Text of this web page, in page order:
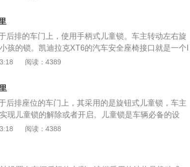
，动力表现出色，极具视觉冲击力。汽车的儿童锁在
的儿童乘客，防止出现意外。
后排的车门上，使用手柄式儿童锁。车主转动左右旋
孩的锁。凯迪拉克XT6的汽车安全座椅接口就是一个I
机器钥匙插入儿童锁插孔中，向箭头方向旋转至最
型号明确指示“开”与“关”的方向，因此介绍了下箭头下
箭头方向推进，然后向下推以锁定。拆开的方法是将
便打开。KadiraXT6汽车安全座椅接口类型(ISOFIX接
口，在座椅下方有2个空隙，其中一个空隙为座椅下方
接口，只有座椅间隙有两个接口，上面没有。
阅读：4389
后排座位的车门上，其采用的是旋钮式儿童锁，车主
现儿童锁的解除或者开启。儿童锁是车辆必备的设
童锁一个非常好用的设计，这对于有儿童的家庭来说
从车内是无法打开的，这样可以有效的避免因为儿童
，可以很好的保护儿童。这对于驾驶者而言也是非常
阅读：4388